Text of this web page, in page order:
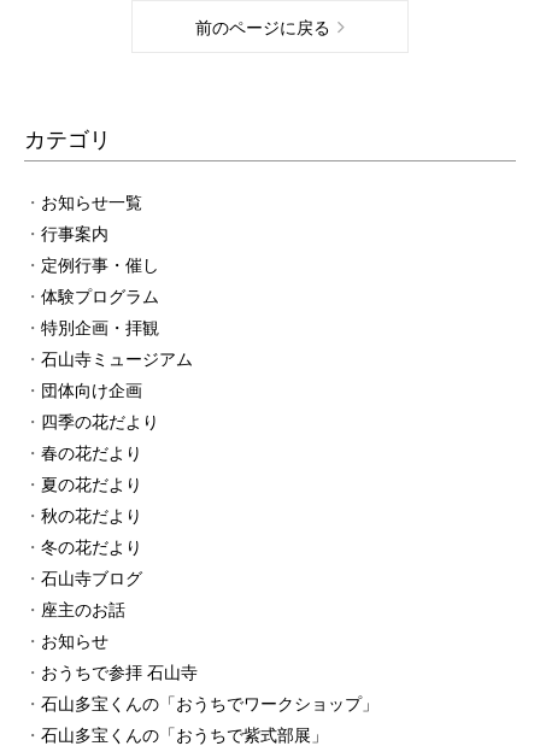
前のページに戻る
カテゴリ
お知らせ一覧
行事案内
定例行事・催し
体験プログラム
特別企画・拝観
石山寺ミュージアム
団体向け企画
四季の花だより
春の花だより
夏の花だより
秋の花だより
冬の花だより
石山寺ブログ
座主のお話
お知らせ
おうちで参拝 石山寺
石山多宝くんの「おうちでワークショップ」
石山多宝くんの「おうちで紫式部展」